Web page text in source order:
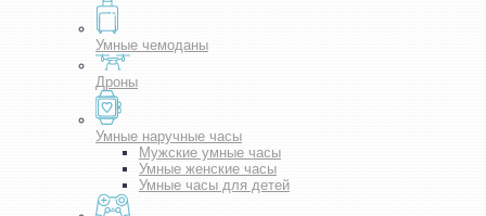
Умные чемоданы
Дроны
Умные наручные часы
Мужские умные часы
Умные женские часы
Умные часы для детей